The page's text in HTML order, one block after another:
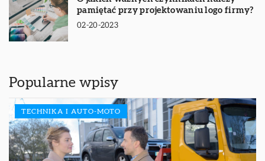
pamiętać przy projektowaniu logo firmy?
02-20-2023
Popularne wpisy
TECHNIKA I AUTO-MOTO